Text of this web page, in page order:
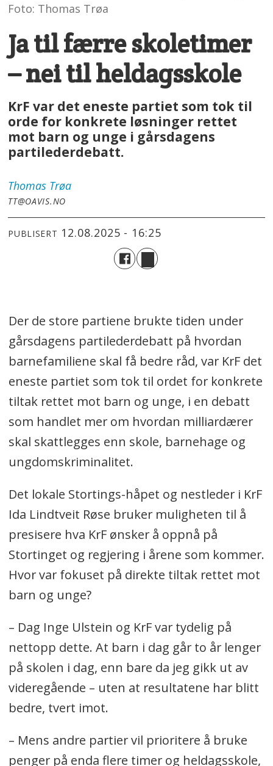
Foto: Thomas Trøa
Ja til færre skoletimer
– nei til heldagsskole
KrF var det eneste partiet som tok til
orde for konkrete løsninger rettet
mot barn og unge i gårsdagens
partilederdebatt.
Thomas Trøa
TT@OAVIS.NO
PUBLISERT 12.08.2025 - 16:25
Der de store partiene brukte tiden under
gårsdagens partilederdebatt på hvordan
barnefamiliene skal få bedre råd, var KrF det
eneste partiet som tok til ordet for konkrete
tiltak rettet mot barn og unge, i en debatt
som handlet mer om hvordan milliardærer
skal skattlegges enn skole, barnehage og
ungdomskriminalitet.
Det lokale Stortings-håpet og nestleder i KrF
Ida Lindtveit Røse bruker muligheten til å
presisere hva KrF ønsker å oppnå på
Stortinget og regjering i årene som kommer.
Hvor var fokuset på direkte tiltak rettet mot
barn og unge?
– Dag Inge Ulstein og KrF var tydelig på
nettopp dette. At barn i dag går to år lenger
på skolen i dag, enn bare da jeg gikk ut av
videregående – uten at resultatene har blitt
bedre, tvert imot.
– Mens andre partier vil prioritere å bruke
penger på enda flere timer og heldagsskole,